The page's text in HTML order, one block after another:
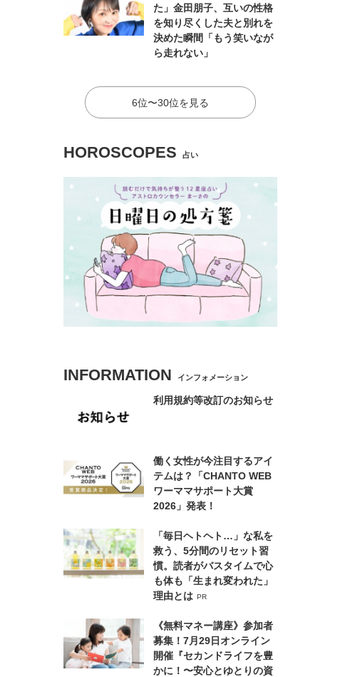
た」金田朋子、互いの性格
を知り尽くした夫と別れを
決めた瞬間「もう笑いなが
ら走れない」
6位〜30位を見る
HOROSCOPES 占い
INFORMATION インフォメーション
利用規約等改訂のお知らせ
働く女性が今注目するアイ
テムは？「CHANTO WEB
ワーママサポート大賞
2026」発表！
「毎日ヘトヘト…」な私を
救う、5分間のリセット習
慣。読者がバスタイムで心
も体も「生まれ変われた」
理由とは PR
《無料マネー講座》参加者
募集！7月29日オンライン
開催『セカンドライフを豊
かに！〜安心とゆとりの資